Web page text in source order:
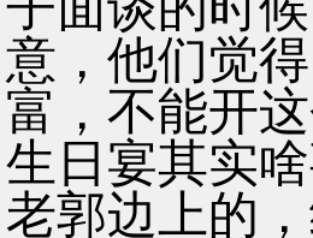
意，他们觉
富，不能开
生日宴其实
老郭边上的